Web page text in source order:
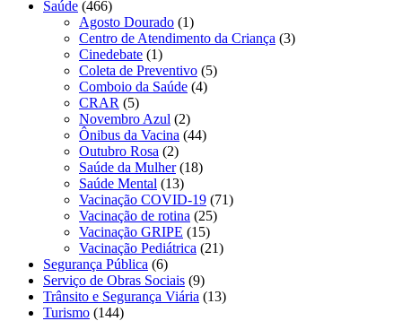
Saúde (466)
Agosto Dourado (1)
Centro de Atendimento da Criança (3)
Cinedebate (1)
Coleta de Preventivo (5)
Comboio da Saúde (4)
CRAR (5)
Novembro Azul (2)
Ônibus da Vacina (44)
Outubro Rosa (2)
Saúde da Mulher(18)
Saúde Mental (13)
Vacinação COVID-19 (71)
Vacinação de rotina (25)
Vacinação GRIPE (15)
Vacinação Pediátrica (21)
Segurança Pública (6)
Serviço de Obras Sociais (9)
Trânsito e Segurança Viária (13)
Turismo (144)